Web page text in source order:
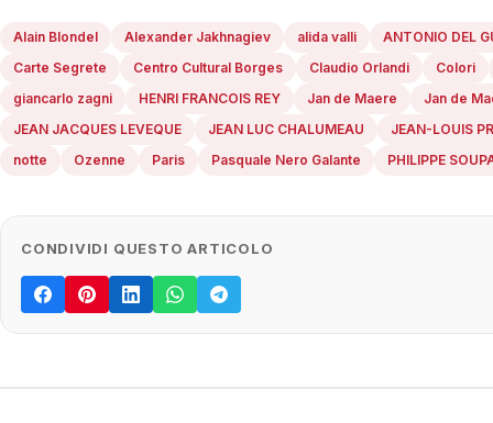
Alain Blondel Alexander Jakhnagiev alida valli
ANTONIO DEL
Carte Segrete
Centro Cultural Borges Claudio Orlandi
Colori
giancarlo zagni
HENRI FRANCOIS REY Jan de Maere
Jan de
JEAN JACQUES LEVEQUE
JEAN LUC CHALUMEAU
JEAN-LOUIS
notte
Ozenne Paris Pasquale Nero Galante PHILIPPE
CONDIVIDI QUESTO ARTICOLO